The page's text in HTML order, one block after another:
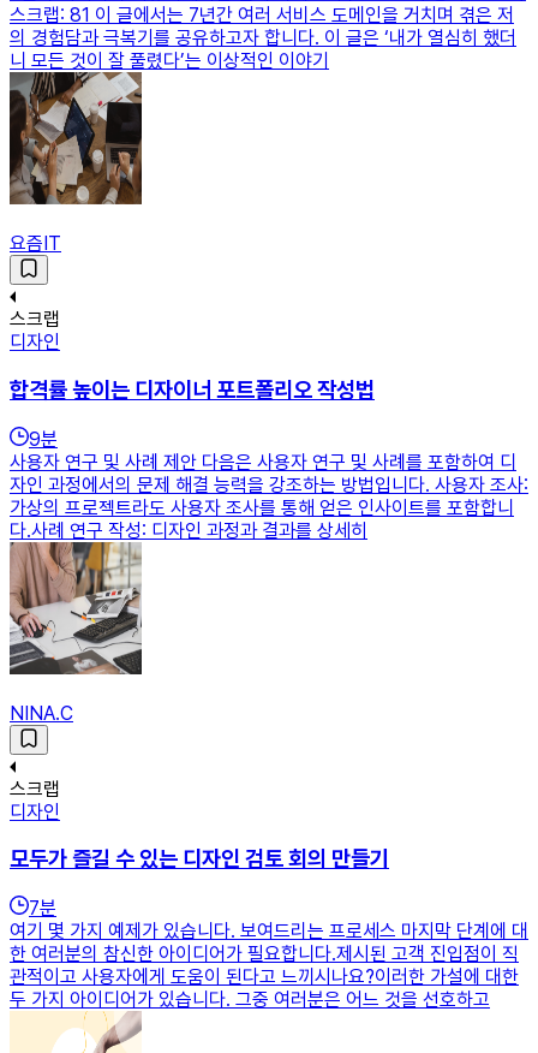
스크랩: 81 이 글에서는 7년간 여러 서비스 도메인을 거치며 겪은 저
의 경험담과 극복기를 공유하고자 합니다. 이 글은 ‘내가 열심히 했더
니 모든 것이 잘 풀렸다’는 이상적인 이야기
요즘IT
스크랩
디자인
합격률 높이는 디자이너 포트폴리오 작성법
9분
사용자 연구 및 사례 제안 다음은 사용자 연구 및 사례를 포함하여 디
자인 과정에서의 문제 해결 능력을 강조하는 방법입니다. 사용자 조사:
가상의 프로젝트라도 사용자 조사를 통해 얻은 인사이트를 포함합니
다.사례 연구 작성: 디자인 과정과 결과를 상세히
NINA.C
스크랩
디자인
모두가 즐길 수 있는 디자인 검토 회의 만들기
7분
여기 몇 가지 예제가 있습니다. 보여드리는 프로세스 마지막 단계에 대
한 여러분의 참신한 아이디어가 필요합니다.제시된 고객 진입점이 직
관적이고 사용자에게 도움이 된다고 느끼시나요?이러한 가설에 대한
두 가지 아이디어가 있습니다. 그중 여러분은 어느 것을 선호하고